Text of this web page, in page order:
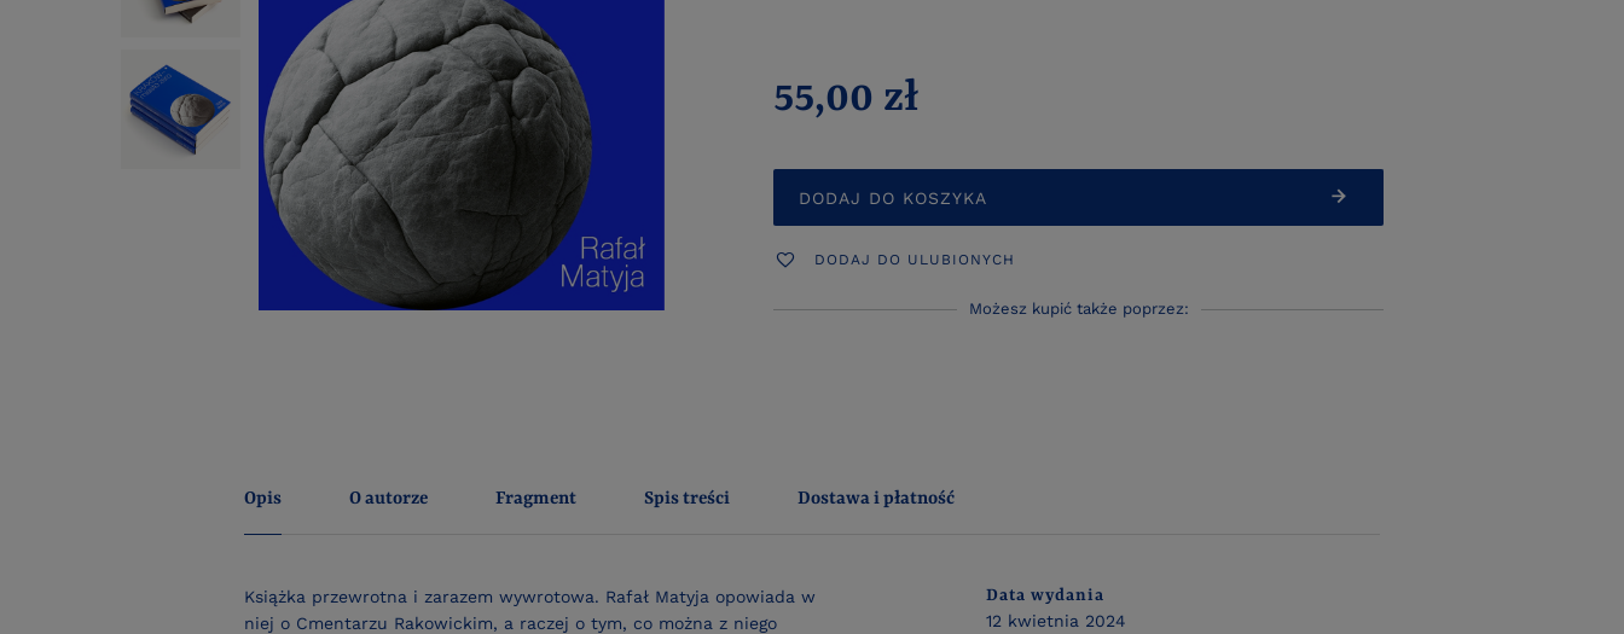
55,00 zł
DODAJ DO KOSZYKA
DODAJ DO ULUBIONYCH
Możesz kupić także poprzez:
Opis O autorze Fragment Spis treści Dostawa i płatność
Książka przewrotna i zarazem wywrotowa. Rafał Matyja opowiada w
niej o Cmentarzu Rakowickim, a raczej o tym, co można z niego
Data wydania
12 kwietnia 2024